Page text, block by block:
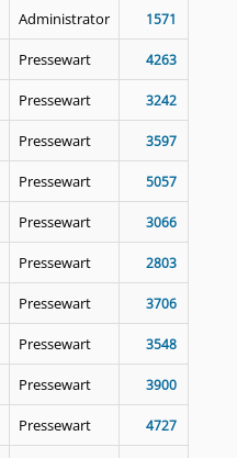
Administrator 1571
Pressewart 4263
Pressewart 3242
Pressewart 3597
Pressewart 5057
Pressewart 3066
Pressewart 2803
Pressewart 3706
Pressewart 3548
Pressewart 3900
Pressewart 4727